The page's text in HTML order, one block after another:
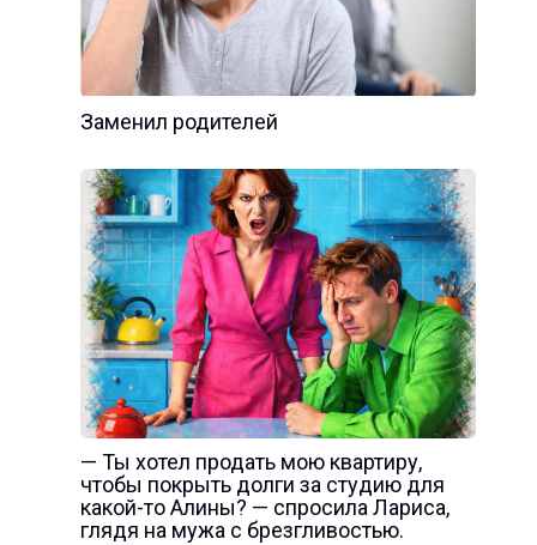
Заменил родителей
— Ты хотел продать мою квартиру,
чтобы покрыть долги за студию для
какой-то Алины? — спросила Лариса,
глядя на мужа с брезгливостью.